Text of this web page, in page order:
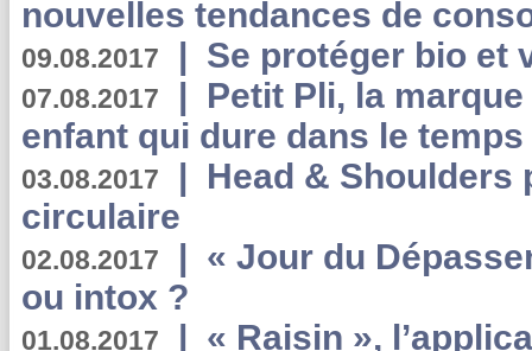
nouvelles tendances de
09.08.2017 | Se protéger bio et
07.08.2017 | Petit Pli, la
enfant qui dure dans le temps
03.08.2017 | Head & Shoulders
circulaire
02.08.2017 | « Jour du
ou intox ?
01.08.2017 | « Raisin »,